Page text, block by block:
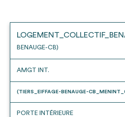
Une fois
BENAUGE-CB)
AMGT INT.
(TIERS_EIFFAGE-BENAUGE-
PORTE INTÉRIEURE